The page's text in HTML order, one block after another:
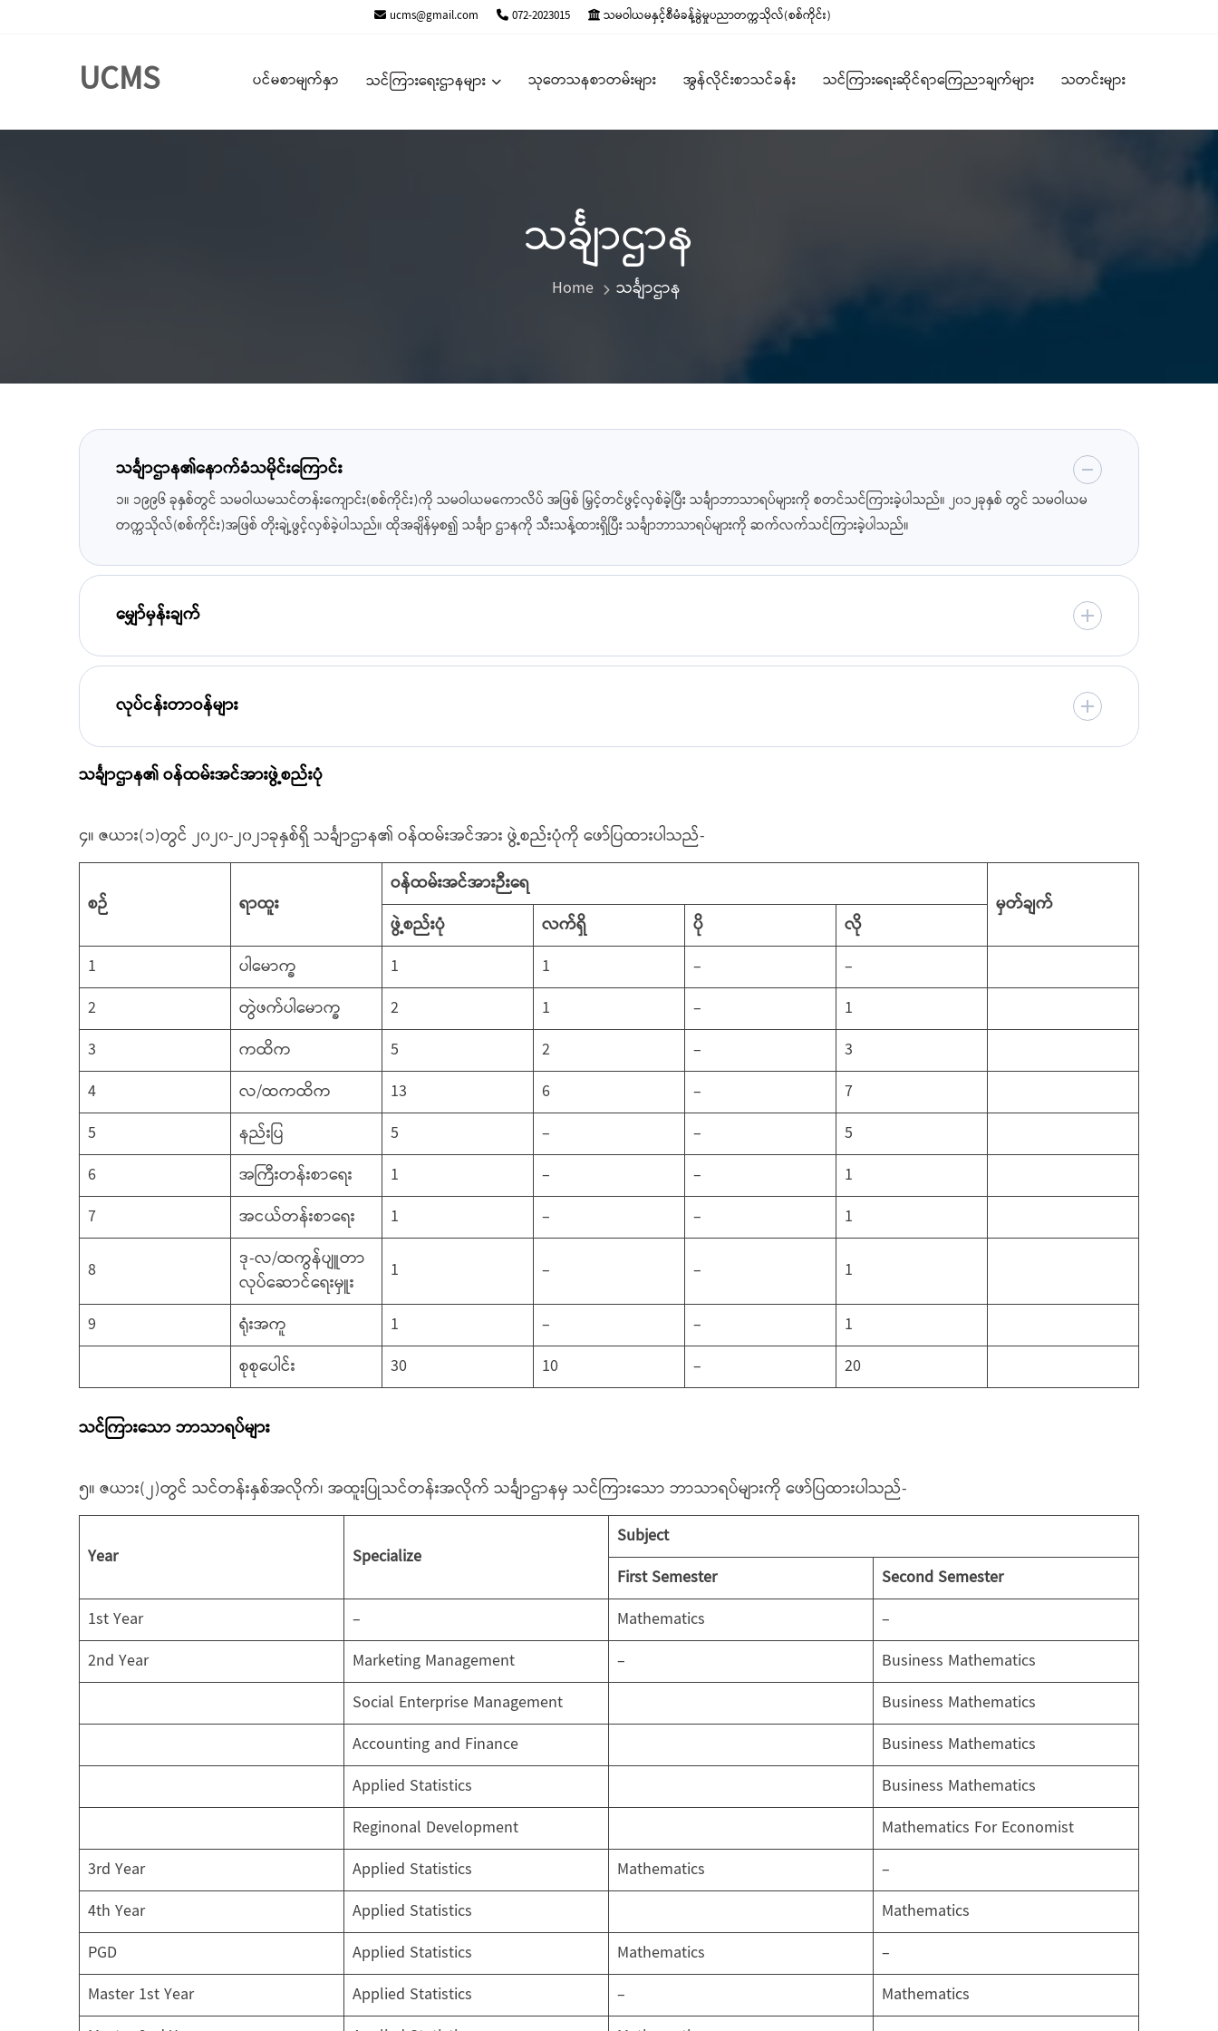
ucms@gmail.com 072-2023015 သမဝါယမနှင့်စီမံခန့်ခွဲမှုပညာတက္ကသိုလ်(စစ်ကိုင်း)
UCMS ပင်မစာမျက်နှာ သင်ကြားရေးဌာနများ သုတေသနစာတမ်းများ အွန်လိုင်းစာသင်ခန်း သင်ကြားရေးဆိုင်ရာကြေညာချက်များ သတင်းများ
သင်္ချာဌာန
Home သင်္ချာဌာန
သင်္ချာဌာန၏နောက်ခံသမိုင်းကြောင်း
၁။ ၁၉၉၆ ခုနှစ်တွင် သမဝါယမသင်တန်းကျောင်း(စစ်ကိုင်း)ကို သမဝါယမကောလိပ် အဖြစ် မြှင့်တင်ဖွင့်လှစ်ခဲ့ပြီး သင်္ချာဘာသာရပ်များကို စတင်သင်ကြားခဲ့ပါသည်။ ၂၀၁၂ခုနှစ် တွင် သမဝါယမ
တက္ကသိုလ်(စစ်ကိုင်း)အဖြစ် တိုးချဲ့ဖွင့်လှစ်ခဲ့ပါသည်။ ထိုအချိန်မှစ၍ သင်္ချာ ဌာနကို သီးသန့်ထားရှိပြီး သင်္ချာဘာသာရပ်များကို ဆက်လက်သင်ကြားခဲ့ပါသည်။
မျှော်မှန်းချက်
လုပ်ငန်းတာဝန်များ
သင်္ချာဌာန၏ ဝန်ထမ်းအင်အားဖွဲ့စည်းပုံ
၄။ ဇယား(၁)တွင် ၂၀၂၀-၂၀၂၁ခုနှစ်ရှိ သင်္ချာဌာန၏ ဝန်ထမ်းအင်အား ဖွဲ့စည်းပုံကို ဖော်ပြထားပါသည်-
စဉ် ရာထူး
ဝန်ထမ်းအင်အားဉီးရေ
မှတ်ချက်
ဖွဲ့စည်းပုံ လက်ရှိ ပို
လို
1
ပါမောက္ခ 1 1 –
–
2
တွဲဖက်ပါမောက္ခ 2 1 –
1
3
ကထိက 5 2 –
3
4
လ/ထကထိက 13 6 –
7
5
နည်းပြ 5 – –
5
6
အကြီးတန်းစာရေး 1 – –
1
7
အငယ်တန်းစာရေး 1 – –
1
8
ဒု-လ/ထကွန်ပျူတာ
လုပ်ဆောင်ရေးမှူး
1 – –
1
9
ရုံးအကူ 1 – –
1
စုစုပေါင်း
30 10 – 20
သင်ကြားသော ဘာသာရပ်များ
၅။ ဇယား(၂)တွင် သင်တန်းနှစ်အလိုက်၊ အထူးပြုသင်တန်းအလိုက် သင်္ချာဌာနမှ သင်ကြားသော ဘာသာရပ်များကို ဖော်ပြထားပါသည်-
Year Specialize
Subject
First Semester
Second Semester
1st Year
– Mathematics
–
2nd Year
Marketing Management –
Business Mathematics
Social Enterprise Management
Business Mathematics
Accounting and Finance
Business Mathematics
Applied Statistics
Business Mathematics
Reginonal Development
Mathematics For Economist
3rd Year
Applied Statistics Mathematics
–
4th Year
Applied Statistics
Mathematics
PGD
Applied Statistics Mathematics
–
Master 1st Year
Applied Statistics –
Mathematics